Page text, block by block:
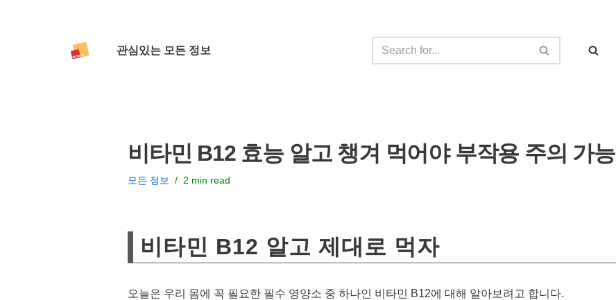
관심있는 모든 정보
비타민 B12 효능 알고 챙겨 먹어야 부작용 주의 가능
모든 정보 2 min read
비타민 B12 알고 제대로 먹자
오늘은 우리 몸에 꼭 필요한 필수 영양소 중 하나인 비타민 B12에 대해 알아보려고 합니다.